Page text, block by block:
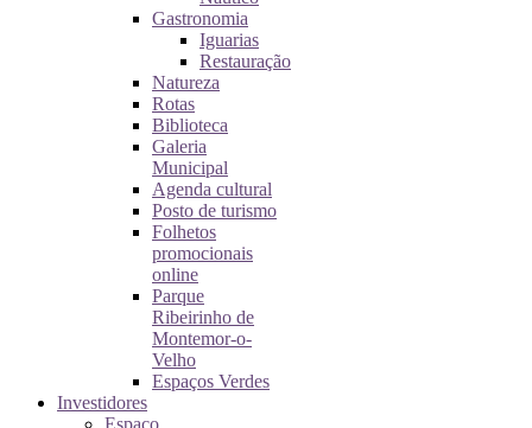
Gastronomia
Iguarias
Restauração
Natureza
Rotas
Biblioteca
Galeria
Municipal
Agenda cultural
Posto de turismo
Folhetos
promocionais
online
Parque
Ribeirinho de
Montemor-o-
Velho
Espaços Verdes
Investidores
Espaço